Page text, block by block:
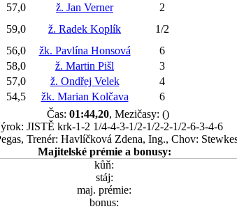
57,0 ž. Jan Verner 2
59,0 ž. Radek Koplík 1/2
56,0 žk. Pavlína Honsová 6
58,0 ž. Martin Pišl 3
57,0 ž. Ondřej Velek 4
54,5 žk. Marian Kolčava 6
Čas: 01:44,20, Mezičasy: ()
JISTĚ krk-1-2 1/4-4-3-1/2-1/2-2-1/2-6-3-4-6
Trenér: Havlíčková Zdena, Ing., Chov:
Majitelské prémie a bonusy:
kůň:
stáj:
maj. prémie:
bonus: